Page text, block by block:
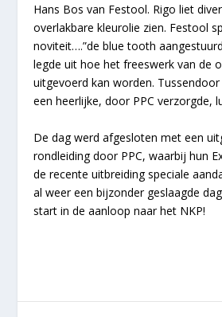
Hans Bos van Festool. Rigo liet
overlakbare kleurolie zien. Festool
noviteit….”de blue tooth
legde uit hoe het freeswerk van de
uitgevoerd kan worden.
een heerlijke, door PPC verzorgde,
De dag werd afgesloten met een
rondleiding door PPC, waarbij hun
de recente uitbreiding speciale
al weer een bijzonder geslaagde
start in de aanloop naar het NKP!